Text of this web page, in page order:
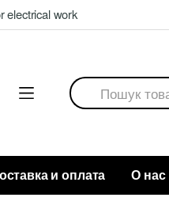
electrical work
Search
for:
и оплата О нас